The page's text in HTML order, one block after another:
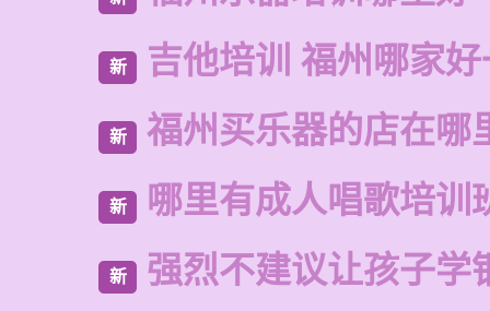
新 吉他培训 福州哪家
新 福州买乐器的店在哪
新 哪里有成人唱歌培训
新 强烈不建议让孩子学